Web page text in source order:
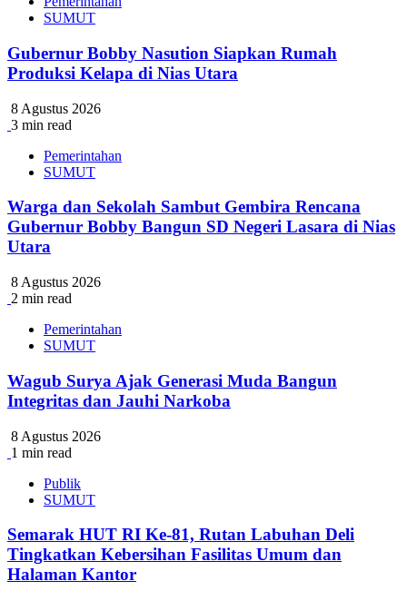
SUMUT
Gubernur Bobby Nasution Siapkan Rumah
Produksi Kelapa di Nias Utara
8 Agustus 2026
3 min read
Pemerintahan
SUMUT
Warga dan Sekolah Sambut Gembira Rencana
Gubernur Bobby Bangun SD Negeri Lasara di Nias
Utara
8 Agustus 2026
2 min read
Pemerintahan
SUMUT
Wagub Surya Ajak Generasi Muda Bangun
Integritas dan Jauhi Narkoba
8 Agustus 2026
1 min read
Publik
SUMUT
Semarak HUT RI Ke-81, Rutan Labuhan Deli
Tingkatkan Kebersihan Fasilitas Umum dan
Halaman Kantor